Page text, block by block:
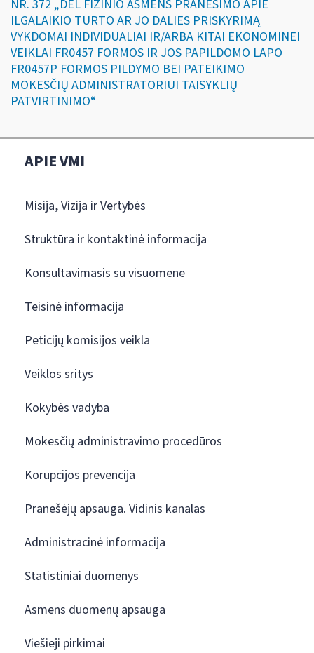
NR. 372 „DĖL FIZINIO ASMENS PRANEŠIMO APIE
ILGALAIKIO TURTO AR JO DALIES PRISKYRIMĄ
VYKDOMAI INDIVIDUALIAI IR/ARBA KITAI EKONOMINEI
VEIKLAI FR0457 FORMOS IR JOS PAPILDOMO LAPO
FR0457P FORMOS PILDYMO BEI PATEIKIMO
MOKESČIŲ ADMINISTRATORIUI TAISYKLIŲ
PATVIRTINIMO“
APIE VMI
Misija, Vizija ir Vertybės
Struktūra ir kontaktinė informacija
Konsultavimasis su visuomene
Teisinė informacija
Peticijų komisijos veikla
Veiklos sritys
Kokybės vadyba
Mokesčių administravimo procedūros
Korupcijos prevencija
Pranešėjų apsauga. Vidinis kanalas
Administracinė informacija
Statistiniai duomenys
Asmens duomenų apsauga
Viešieji pirkimai